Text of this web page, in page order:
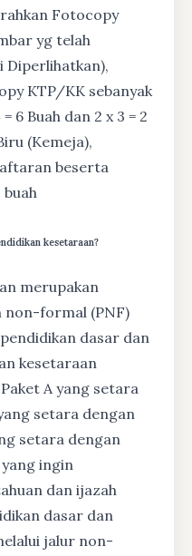
Fotocopy
yg telah
Diperlihatkan),
KTP/KK sebanyak
6 Buah dan 2 x 3 = 2
(Kemeja),
beserta
buah
kesetaraan?
merupakan
formal (PNF)
dasar dan
kesetaraan
A yang setara
setara dengan
setara dengan
yang ingin
dan ijazah
dasar dan
jalur non-